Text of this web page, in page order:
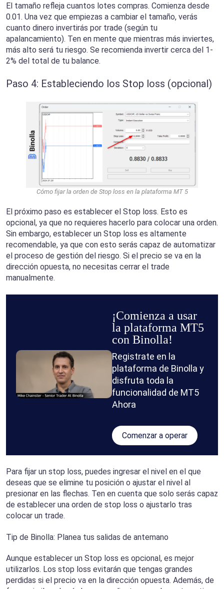
El tamaño refleja cuantos lotes compras. Comienza desde
0.01. Una vez que empiezas a cambiar el tamaño, verás
cuanto dinero invertirás por trade (según tu
apalancamiento). Ten en mente que mientras más inviertes,
más alto será tu riesgo. Se recomienda invertir cerca del 1-
2% del total de tu balance.
Paso 4: Estableciendo los Stop loss (opcional)
Cómo fijar la orden de Stop loss en la plataforma MT 5
El próximo paso es establecer el Stop loss. Esto es
opcional, ya que no requieres hacerlo para colocar una orden.
Sin embargo, establecer un Stop loss es altamente
recomendable, ya que con esto serás capaz de automatizar
el proceso de gestión del riesgo. Si el precio se va en la
dirección opuesta, no necesitas cerrar el trade
manualmente.
¡Comienza a usar
la plataforma MT5
con Binolla!
Registrate en la
plataforma de Binolla y
disfruta toda la
funcionalidad de MT5
Ahora
Comenzar a operar
Para fijar un stop loss, puedes ingresar el nivel en el que
deseas que se elimine tu posición o ajustar el nivel al
presionar en las flechas. Ten en cuenta que solo serás capaz
de establecer una orden de stop loss o ajustarlo tras
colocar un trade.
Tip de Binolla: Planea tus salidas de antemano
Aunque establecer un Stop loss es opcional, es mejor
utilizarlos. Los stop loss evitarán que tengas grandes
perdidas si el precio va en la dirección opuesta. Además, de